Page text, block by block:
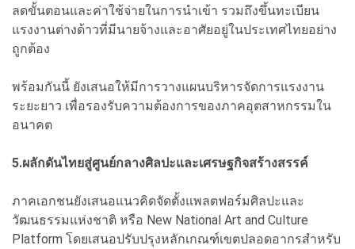
ลดขั้นตอนและค่าใช้จ่ายในการนำเข้า รวมถึงขึ้นทะเบียน
แรงงานต่างด้าวที่มีนายจ้างและอาศัยอยู่ในประเทศไทยอย่าง
ถูกต้อง
พร้อมกันนี้ ยังเสนอให้มีการวางแผนบริหารจัดการแรงงาน
ระยะยาว เพื่อรองรับความต้องการของภาคอุตสาหกรรมใน
อนาคต
5.ผลักดันไทยสู่ศูนย์กลางศิลปะและเศรษฐกิจสร้างสรรค์
ภาคเอกชนยังเสนอแนวคิดจัดตั้งแพลตฟอร์มศิลปะและ
วัฒนธรรมแห่งชาติ หรือ New National Art and Culture
Platform โดยเสนอปรับปรุงหลักเกณฑ์เขตปลอดอากรสำหรับ